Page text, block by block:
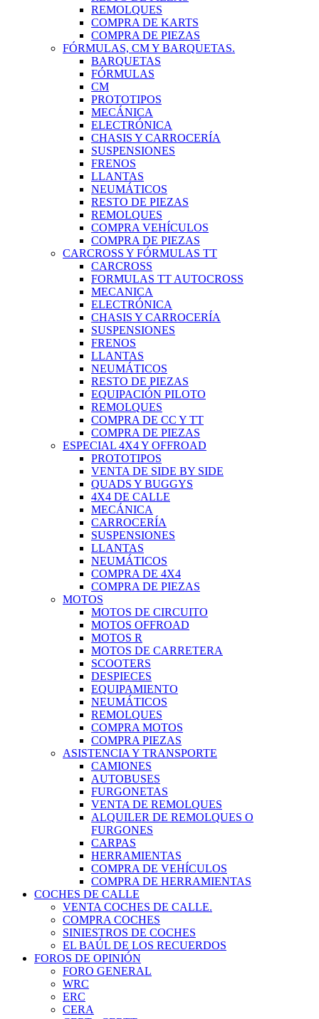
REMOLQUES
COMPRA DE KARTS
COMPRA DE PIEZAS
FÓRMULAS, CM Y BARQUETAS.
BARQUETAS
FÓRMULAS
CM
PROTOTIPOS
MECÁNICA
ELECTRÓNICA
CHASIS Y CARROCERÍA
SUSPENSIONES
FRENOS
LLANTAS
NEUMÁTICOS
RESTO DE PIEZAS
REMOLQUES
COMPRA VEHÍCULOS
COMPRA DE PIEZAS
CARCROSS Y FÓRMULAS TT
CARCROSS
FORMULAS TT AUTOCROSS
MECANICA
ELECTRÓNICA
CHASIS Y CARROCERÍA
SUSPENSIONES
FRENOS
LLANTAS
NEUMÁTICOS
RESTO DE PIEZAS
EQUIPACIÓN PILOTO
REMOLQUES
COMPRA DE CC Y TT
COMPRA DE PIEZAS
ESPECIAL 4X4 Y OFFROAD
PROTOTIPOS
VENTA DE SIDE BY SIDE
QUADS Y BUGGYS
4X4 DE CALLE
MECÁNICA
CARROCERÍA
SUSPENSIONES
LLANTAS
NEUMÁTICOS
COMPRA DE 4X4
COMPRA DE PIEZAS
MOTOS
MOTOS DE CIRCUITO
MOTOS OFFROAD
MOTOS R
MOTOS DE CARRETERA
SCOOTERS
DESPIECES
EQUIPAMIENTO
NEUMÁTICOS
REMOLQUES
COMPRA MOTOS
COMPRA PIEZAS
ASISTENCIA Y TRANSPORTE
CAMIONES
AUTOBUSES
FURGONETAS
VENTA DE REMOLQUES
ALQUILER DE REMOLQUES O
FURGONES
CARPAS
HERRAMIENTAS
COMPRA DE VEHÍCULOS
COMPRA DE HERRAMIENTAS
COCHES DE CALLE
VENTA COCHES DE CALLE.
COMPRA COCHES
SINIESTROS DE COCHES
EL BAÚL DE LOS RECUERDOS
FOROS DE OPINIÓN
FORO GENERAL
WRC
ERC
CERA